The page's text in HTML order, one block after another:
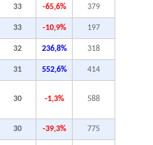
33 -65,6% 379
33 -10,9% 197
32 236,8% 318
31 552,6% 414
30 -1,3% 588
30 -39,3% 775